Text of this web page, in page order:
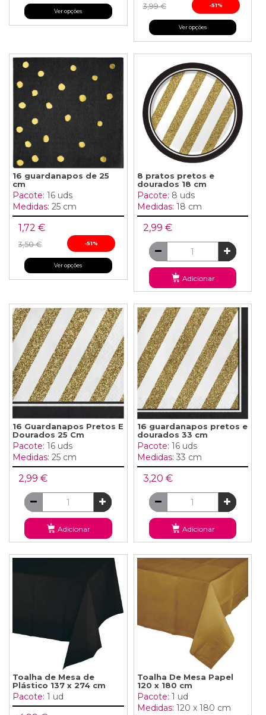
Ver opções
3,99 € -51%
Ver opções
16 guardanapos de 25
cm
Pacote: 16 uds
Medidas: 25 cm
1,72 €
3,50 € -51%
Ver opções
8 pratos pretos e
dourados 18 cm
Pacote: 8 uds
Medidas: 18 cm
2,99 €
Adicionar
16 Guardanapos Pretos E
Dourados 25 Cm
Pacote: 16 uds
Medidas: 25 cm
2,99 €
Adicionar
16 guardanapos pretos e
dourados 33 cm
Pacote: 16 uds
Medidas: 33 cm
3,20 €
Adicionar
Toalha de Mesa de
Plástico 137 x 274 cm
Pacote: 1 ud
Toalha De Mesa Papel
120 x 180 cm
Pacote: 1 ud
Medidas: 120 x 180 cm